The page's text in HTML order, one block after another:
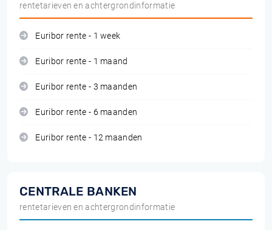
rentetarieven en achtergrondinformatie
Euribor rente - 1 week
Euribor rente - 1 maand
Euribor rente - 3 maanden
Euribor rente - 6 maanden
Euribor rente - 12 maanden
CENTRALE BANKEN
rentetarieven en achtergrondinformatie